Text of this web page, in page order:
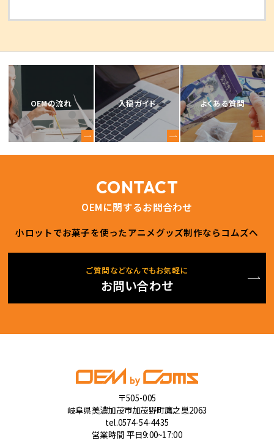
OEMの流れ 入稿ガイド よくある質問
CONTACT
OEMに関するお問合わせ
小ロットでお菓子を使ったアニメグッズ制作ならコムズへ
ご質問などなんでもお気軽に
お問い合わせ
〒505-005
岐阜県美濃加茂市加茂野町鷹之巣2063
tel.0574-54-4435
営業時間 平日9:00~17:00